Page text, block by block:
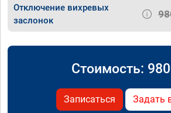
Отключение вихревых
заслонок
Стоимость:
Записаться Задать